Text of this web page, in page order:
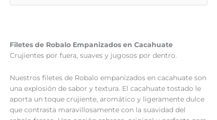
cantidad
Filetes de Robalo Empanizados en Cacahuate
Crujientes por fuera, suaves y jugosos por dentro.
Nuestros filetes de Robalo empanizados en cacahuate son
una explosión de sabor y textura. El cacahuate tostado le
aporta un toque crujiente, aromático y ligeramente dulce
que contrasta maravillosamente con la suavidad del